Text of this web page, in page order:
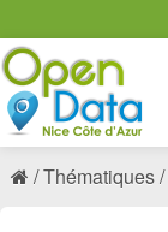
Thématiques